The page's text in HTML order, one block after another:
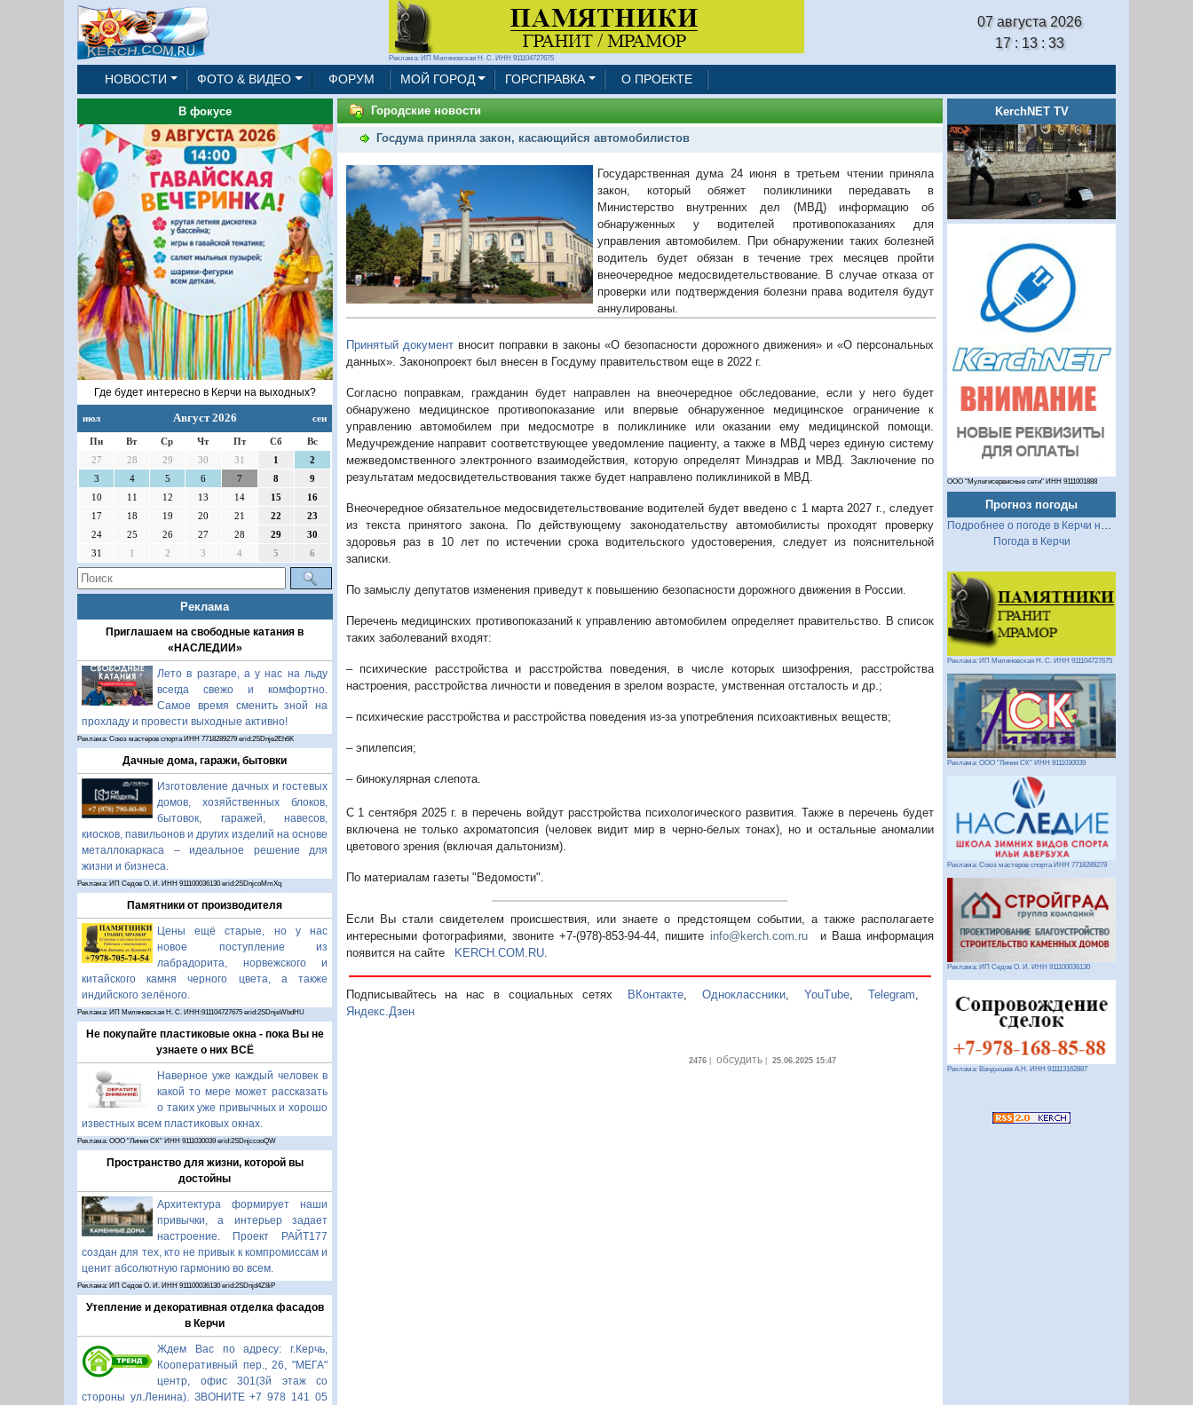
Реклама: ИП Миляновская Н. С. ИНН 911104727675
07 августа 2026
17 : 13 : 34
НОВОСТИ ФОТО & ВИДЕО ФОРУМ МОЙ ГОРОД ГОРСПРАВКА О ПРОЕКТЕ
В фокусе
Где будет интересно в Керчи на выходных?
июл Август 2026 сен
Пн Вт Ср Чт Пт Сб
Вс
27
28 29 30 31 1
2
3
4 5 6 7 8
9
10
11 12 13 14 15
16
17
18 19 20 21 22
23
24
25 26 27 28 29
30
31
1 2 3 4 5 6
Реклама
Приглашаем на свободные катания в
«НАСЛЕДИИ»
Лето в разгаре, а у нас на льду
всегда свежо и комфортно.
Самое время сменить зной на
прохладу и провести выходные активно!
Реклама: Союз мастеров спорта ИНН 7718289279 erid:2SDnje2Eh6K
Дачные дома, гаражи, бытовки
Изготовление дачных и гостевых
домов, хозяйственных блоков,
бытовок, гаражей, навесов,
киосков, павильонов и других изделий на основе
металлокаркаса – идеальное решение для
жизни и бизнеса.
Реклама: ИП Седов О. И. ИНН 911100036130 erid:2SDnjcoMmXq
Памятники от производителя
Цены ещё старые, но у нас
новое поступление из
лабрадорита, норвежского и
китайского камня черного цвета, а также
индийского зелёного.
Реклама: ИП Миляновская Н. С. ИНН:911104727675 erid:2SDnjeWbdHU
Не покупайте пластиковые окна - пока Вы не
узнаете о них ВСЁ
Наверное уже каждый человек в
какой то мере может рассказать
о таких уже привычных и хорошо
известных всем пластиковых окнах.
Реклама: ООО "Линия СК" ИНН 9111030039 erid:2SDnjccooQW
Пространство для жизни, которой вы
достойны
Архитектура формирует наши
привычки, а интерьер задает
настроение. Проект РАЙТ177
создан для тех, кто не привык к компромиссам и
ценит абсолютную гармонию во всем.
Реклама: ИП Седов О. И. ИНН 911100036130 erid:2SDnjd4Z8iP
Утепление и декоративная отделка фасадов
в Керчи
Ждем Вас по адресу: г.Керчь,
Кооперативный пер., 26, "МЕГА"
центр, офис 301(3й этаж со
стороны ул.Ленина). ЗВОНИТЕ +7 978 141 05
Городские новости
Госдума приняла закон, касающийся автомобилистов
Государственная дума 24 июня в третьем чтении приняла
закон, который обяжет поликлиники передавать в
Министерство внутренних дел (МВД) информацию об
обнаруженных у водителей противопоказаниях для
управления автомобилем. При обнаружении таких болезней
водитель будет обязан в течение трех месяцев пройти
внеочередное медосвидетельствование. В случае отказа от
проверки или подтверждения болезни права водителя будут
аннулированы.
Принятый документвносит поправки в законы «О безопасности дорожного движения» и «О персональных
данных». Законопроект был внесен в Госдуму правительством еще в 2022 г.
Согласно поправкам, гражданин будет направлен на внеочередное обследование, если у него будет
обнаружено медицинское противопоказание или впервые обнаруженное медицинское ограничение к
управлению автомобилем при медосмотре в поликлинике или оказании ему медицинской помощи.
Медучреждение направит соответствующее уведомление пациенту, а также в МВД через единую систему
межведомственного электронного взаимодействия, которую определят Минздрав и МВД. Заключение по
результатам медосвидетельствования также будет направлено поликлиникой в МВД.
Внеочередное обязательное медосвидетельствование водителей будет введено с 1 марта 2027 г., следует
из текста принятого закона. По действующему законодательству автомобилисты проходят проверку
здоровья раз в 10 лет по истечении срока водительского удостоверения, следует из пояснительной
записки.
По замыслу депутатов изменения приведут к повышению безопасности дорожного движения в России.
Перечень медицинских противопоказаний к управлению автомобилем определяет правительство. В список
таких заболеваний входят:
– психические расстройства и расстройства поведения, в числе которых шизофрения, расстройства
настроения, расстройства личности и поведения в зрелом возрасте, умственная отсталость и др.;
– психические расстройства и расстройства поведения из-за употребления психоактивных веществ;
– эпилепсия;
– бинокулярная слепота.
С 1 сентября 2025 г. в перечень войдут расстройства психологического развития. Также в перечень будет
включена не только ахроматопсия (человек видит мир в черно-белых тонах), но и остальные аномалии
цветового зрения (включая дальтонизм).
По материалам газеты "Ведомости".
Если Вы стали свидетелем происшествия, или знаете о предстоящем событии, а также располагаете
интересными фотографиями, звоните +7-(978)-853-94-44, пишите info@kerch.com.ru и Ваша информация
появится на сайте KERCH.COM.RU.
Подписывайтесь на нас в социальных сетях ВКонтакте Одноклассники ,YouTube ,Telegram
Яндекс.Дзен
2476| обсудить| 25.06.2025 15:47
KerchNET TV
ООО "Мультисервисные сети" ИНН 9111001888
Прогноз погоды
Подробнее о погоде в Керчи на 2 недели
Погода в Керчи
Реклама: ИП Миляновская Н. С. ИНН 911104727675
Реклама: ООО "Линия СК" ИНН 9111030039
Реклама: Союз мастеров спорта ИНН 7718289279
Реклама: ИП Седов О. И. ИНН 911100036130
Реклама: Вандышев А.Н. ИНН 911113162887